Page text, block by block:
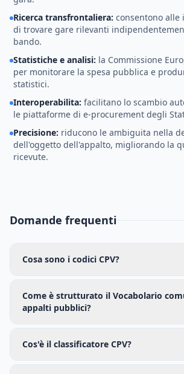
Ricerca transfrontaliera: consentono alle
di trovare gare rilevanti
bando.
Statistiche e analisi: la Commissione
per monitorare la spesa pubblica e
statistici.
Interoperabilita: facilitano lo scambio
le piattaforme di e-procurement degli
Precisione: riducono le ambiguita nella
dell'oggetto dell'appalto, migliorando la
ricevute.
Domande frequenti
Cosa sono i codici CPV?
Come è strutturato il Vocabolario
appalti pubblici?
Cos'è il classificatore CPV?